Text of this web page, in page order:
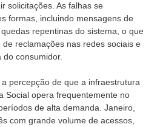
solicitações. As falhas se
formas, incluindo mensagens de
repentinas do sistema, o que
reclamações nas redes sociais e
consumidor.
percepção de que a infraestrutura
Social opera frequentemente no
de alta demanda. Janeiro,
com grande volume de acessos,